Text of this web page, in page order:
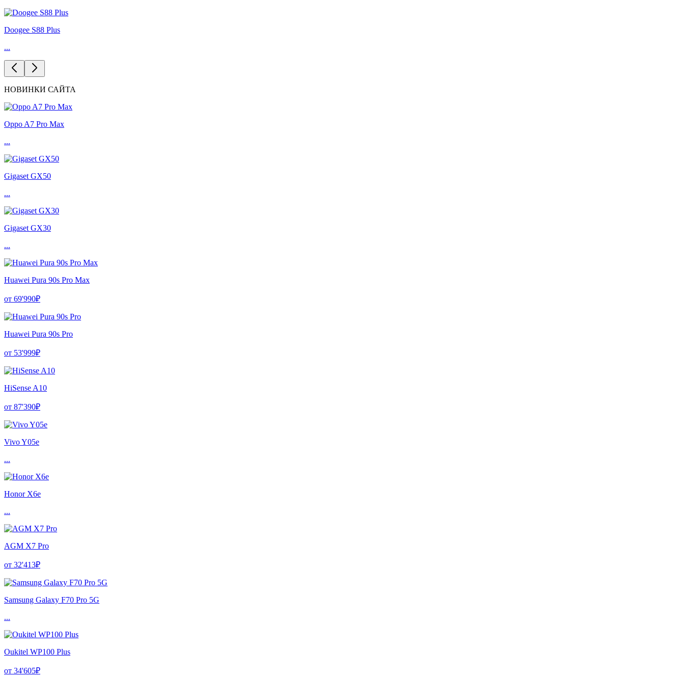
Doogee S88 Plus
...
НОВИНКИ САЙТА
Oppo A7 Pro Max
...
Gigaset GX50
...
Gigaset GX30
...
Huawei Pura 90s Pro Max
от 69'990₽
Huawei Pura 90s Pro
от 53'999₽
HiSense A10
от 87'390₽
Vivo Y05e
...
Honor X6e
...
AGM X7 Pro
от 32'413₽
Samsung Galaxy F70 Pro 5G
...
Oukitel WP100 Plus
от 34'605₽